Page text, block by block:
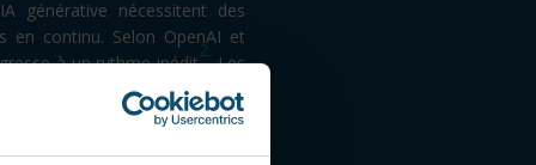
générative nécessitent des
en continu. Selon OpenAI et
à un rythme inédit
2
. Les